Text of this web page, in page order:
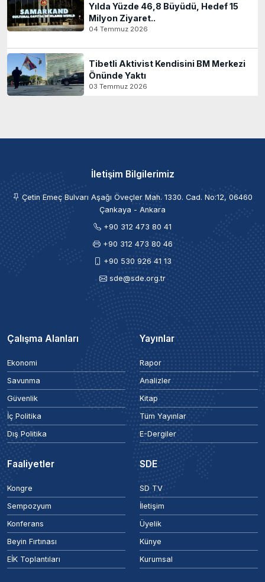
Yılda Yüzde 46,8 Büyüdü, Hedef 15
Milyon Ziyaret..
04 Temmuz 2026
Tibetli Aktivist Kendisini BM Merkezi
Önünde Yaktı
03 Temmuz 2026
İletişim Bilgilerimiz
Çetin Emeç Bulvarı Aşağı Öveçler Mah. 1330. Cad. No:12, 06460
Çankaya - Ankara
+90 312 473 80 41
+90 312 473 80 46
+90 530 926 41 13
sde@sde.org.tr
Çalışma Alanları
Ekonomi
Savunma
Güvenlik
İç Politika
Dış Politika
Yayınlar
Rapor
Analizler
Kitap
Tüm Yayınlar
E-Dergiler
Faaliyetler
Kongre
Sempozyum
Konferans
Beyin Fırtınası
EİK Toplantıları
SDE
SD TV
İletişim
Üyelik
Künye
Kurumsal